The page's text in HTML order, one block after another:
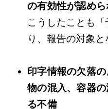
の有効性が認め
こうしたことも
り、報告の対象と
印字情報の欠落
物の混入、容器
る不備